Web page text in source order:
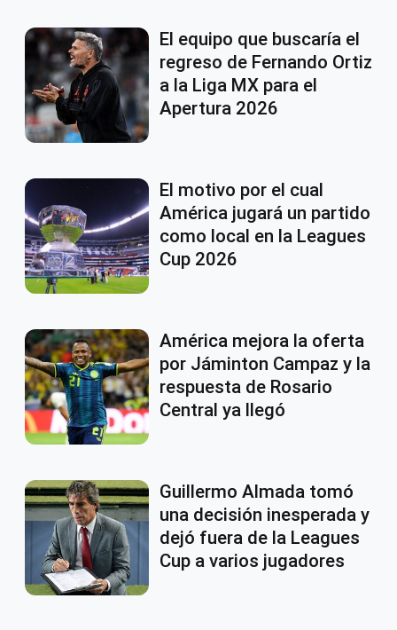
El equipo que buscaría el
regreso de Fernando Ortiz
a la Liga MX para el
Apertura 2026
El motivo por el cual
América jugará un partido
como local en la Leagues
Cup 2026
América mejora la oferta
por Jáminton Campaz y la
respuesta de Rosario
Central ya llegó
Guillermo Almada tomó
una decisión inesperada y
dejó fuera de la Leagues
Cup a varios jugadores